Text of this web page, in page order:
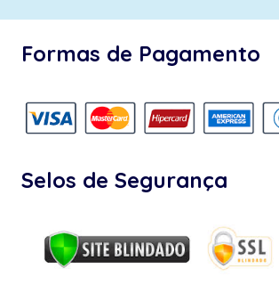
Formas de Pagamento
Selos de Segurança